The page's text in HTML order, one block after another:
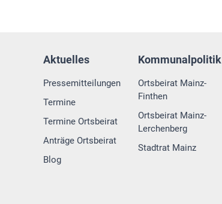
Aktuelles
Pressemitteilungen
Termine
Termine Ortsbeirat
Anträge Ortsbeirat
Blog
Kommunalpolitik
Ortsbeirat Mainz-
Finthen
Ortsbeirat Mainz-
Lerchenberg
Stadtrat Mainz